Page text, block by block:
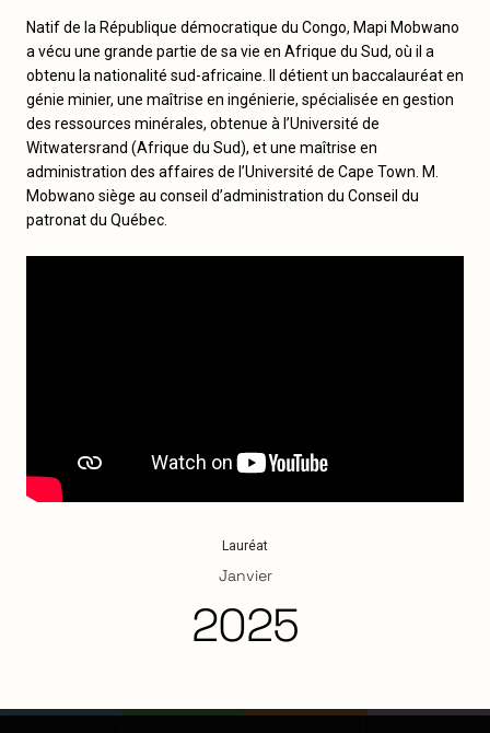
Natif de la République démocratique du Congo, Mapi Mobwano
a vécu une grande partie de sa vie en Afrique du Sud, où il a
obtenu la nationalité sud-africaine. Il détient un baccalauréat en
génie minier, une maîtrise en ingénierie, spécialisée en gestion
des ressources minérales, obtenue à l’Université de
Witwatersrand (Afrique du Sud), et une maîtrise en
administration des affaires de l’Université de Cape Town. M.
Mobwano siège au conseil d’administration du Conseil du
patronat du Québec.
Lauréat
Janvier
2025